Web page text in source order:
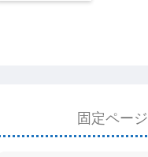
固定ページ